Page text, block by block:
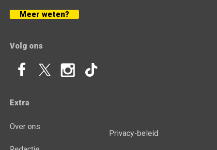
Meer weten?
Volg ons
Extra
Over ons
Privacy-beleid